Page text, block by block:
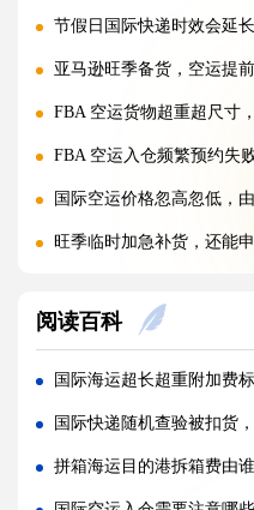
节假日国际快递时效会延
亚马逊旺季备货，空运提前多
FBA 空运货物超重超尺寸，会产
FBA 空运入仓频繁预约失败
国际空运价格忽高忽低，由哪
旺季临时加急补货，还能申请稀
实木托盘无 IPPC 标识，空运落地除销
空运到仓长期不上架，如何区分物流延
美仓热门地址，空派派送经常拒收
海关认定货值偏高征税，有合规申诉
国际快递包装做错直接破
阅读百科
国际海运超长超重附加费标准?多
国际快递随机查验被扣货，最快提交哪
拼箱海运目的港拆箱费由谁承担，如何避